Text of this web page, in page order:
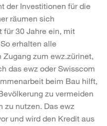
der Investitionen für die
räumen sich
für 30 Jahre ein, mit
erhalten alle
zum ewz.zürinet,
das ewz oder Swisscom
beim Bau hilft,
zu vermeiden
zu nutzen. Das ewz
und wird den Kredit aus